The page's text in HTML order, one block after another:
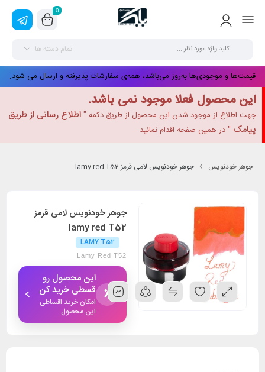
0
تمام دسته ها
قیمت‌ها و موجودی‌ها به‌روز می‌باشد، همه‌ی سفارشات پذیرفته و ارسال می شود.
این محصول فعلا موجود نمی باشد.
جهت اطلاع از موجود شدن این محصول از طریق دکمه "اطلاع رسانی از طریق
پیامک " در همین صفحه اقدام نمائید.
جوهر خودنویس جوهر خودنویس لامی قرمز lamy red T52
جوهر خودنویس لامی قرمز
lamy red T52
LAMY T52
Lamy Red T52
٪
این محصول رو
قسطی خرید کن
امکان خرید اقساطی
این محصول